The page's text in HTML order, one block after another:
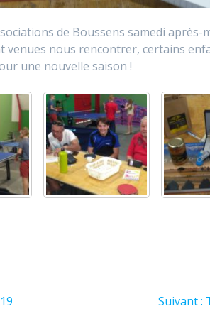
de Boussens samedi après-
venues nous rencontrer, certains
une nouvelle saison !
Suivant :